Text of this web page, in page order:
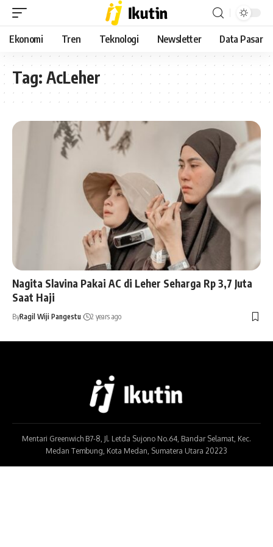
Ekonomi Tren Teknologi Newsletter Data Pasar
Tag: AcLeher
Nagita Slavina Pakai AC di Leher Seharga Rp 3,7 Juta
Saat Haji
ByRagil Wiji Pangestu 2 years ago
Mentari Greenwich B7-8, Jl. Letda Sujono No.64, Bandar Selamat, Kec.
Medan Tembung, Kota Medan, Sumatera Utara 20223